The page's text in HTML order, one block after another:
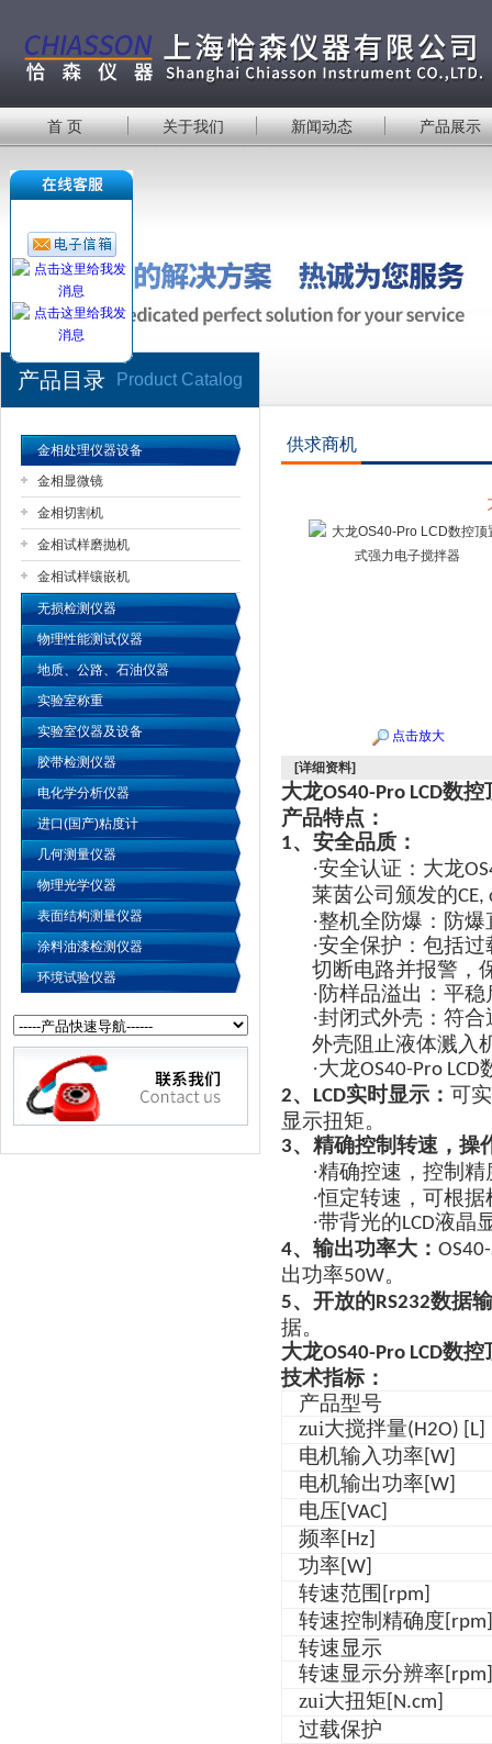
公司名称
首 页 关于我们 新闻动态 产品展示
产品目录 Product Catalog
金相处理仪器设备
金相显微镜
金相切割机
金相试样磨抛机
金相试样镶嵌机
无损检测仪器
物理性能测试仪器
地质、公路、石油仪器
实验室称重
实验室仪器及设备
胶带检测仪器
电化学分析仪器
进口(国产)粘度计
几何测量仪器
物理光学仪器
表面结构测量仪器
涂料油漆检测仪器
环境试验仪器
供求商机
点击放大
[详细资料]
大龙OS40-Pro LCD数控
产品特点：
1、安全品质：
·安全认证： 大龙
莱茵公司颁发的CE,
·整机全防爆：防
·安全保护：包括
切断电路并报警，
·防样品溢出：平
·封闭式外壳：符
外壳阻止液体溅入
·大龙OS40-Pro LCD
2、 LCD实时显示： 可
显示扭矩。
3、精确控制转速，操
·精确控速，控制精
·恒定转速，可根
·带背光的LCD液晶
4、输出功率大：
出功率50W。
5、开放的RS232数据
据。
大龙OS40-Pro LCD数控
技术指标：
产品型号
zui大搅拌量(H2O) [L]
电机输入功率[W]
电机输出功率[W]
电压[VAC]
频率[Hz]
功率[W]
转速范围 [rpm]
转速控制精确度 [rpm]
转速显示
转速显示分辨率[rpm]
zui大扭矩[N.cm]
过载保护